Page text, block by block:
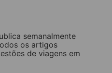
semanalmente
os artigos
de viagens em